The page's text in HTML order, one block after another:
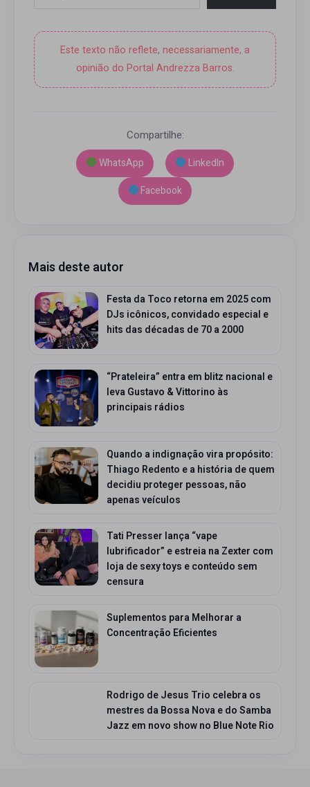
Este texto não reflete, necessariamente, a
opinião do Portal Andrezza Barros.
Compartilhe:
WhatsApp
LinkedIn
Facebook
Mais deste autor
Festa da Toco retorna em 2025 com
DJs icônicos, convidado especial e
hits das décadas de 70 a 2000
“Prateleira” entra em blitz nacional e
leva Gustavo & Vittorino às
principais rádios
Quando a indignação vira propósito:
Thiago Redento e a história de quem
decidiu proteger pessoas, não
apenas veículos
Tati Presser lança “vape
lubrificador” e estreia na Zexter com
loja de sexy toys e conteúdo sem
censura
Suplementos para Melhorar a
Concentração Eficientes
Rodrigo de Jesus Trio celebra os
mestres da Bossa Nova e do Samba
Jazz em novo show no Blue Note Rio